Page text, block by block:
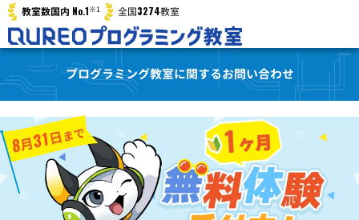
教室数国内 No.1※1 全国3274教室
プログラミング教室に関するお問い合わせ